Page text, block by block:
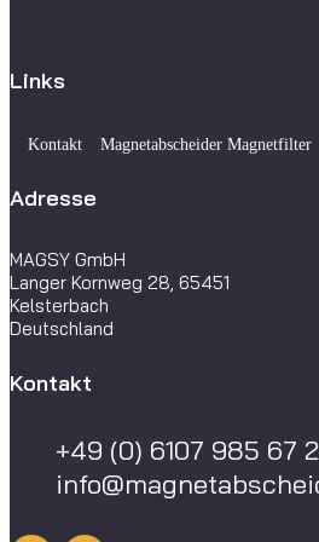
Links
Kontakt Magnetabscheider Magnetfilter
Adresse
MAGSY GmbH
Langer Kornweg 28, 65451
Kelsterbach
Deutschland
Kontakt
+49 (0) 6107 985 67